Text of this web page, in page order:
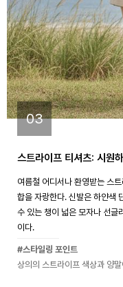
03
스트라이프 티셔츠: 시원
여름철 어디서나 환영받는 스
합을 자랑한다. 신발은 하얀색
수 있는 챙이 넓은 모자나 선글
이다.
#스타일링 포인트
상의의 스트라이프 색상과 양